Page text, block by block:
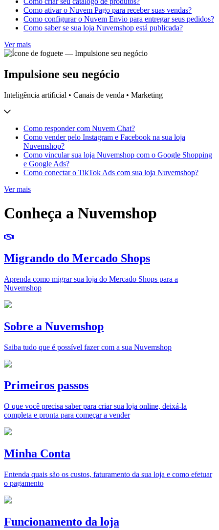
Como ativar o Nuvem Pago para receber suas vendas?
Como configurar o Nuvem Envio para entregar seus pedidos?
Como saber se sua loja Nuvemshop está publicada?
Ver mais
Impulsione seu negócio
Inteligência artificial • Canais de venda • Marketing
Como responder com Nuvem Chat?
Como vender pelo Instagram e Facebook na sua loja
Nuvemshop?
Como vincular sua loja Nuvemshop com o Google Shopping
e Google Ads?
Como conectar o TikTok Ads com sua loja Nuvemshop?
Ver mais
Conheça a Nuvemshop
Migrando do Mercado Shops
Aprenda como migrar sua loja do Mercado Shops para a
Nuvemshop
Sobre a Nuvemshop
Saiba tudo que é possível fazer com a sua Nuvemshop
Primeiros passos
O que você precisa saber para criar sua loja online, deixá-la
completa e pronta para começar a vender
Minha Conta
Entenda quais são os custos, faturamento da sua loja e como efetuar
o pagamento
Funcionamento da loja